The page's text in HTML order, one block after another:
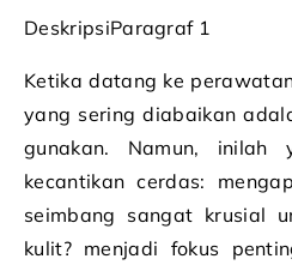
DeskripsiParagraf 1
Ketika datang ke
yang sering diabaikan
gunakan. Namun, inilah
kecantikan cerdas:
seimbang sangat krusial
kulit? menjadi fokus